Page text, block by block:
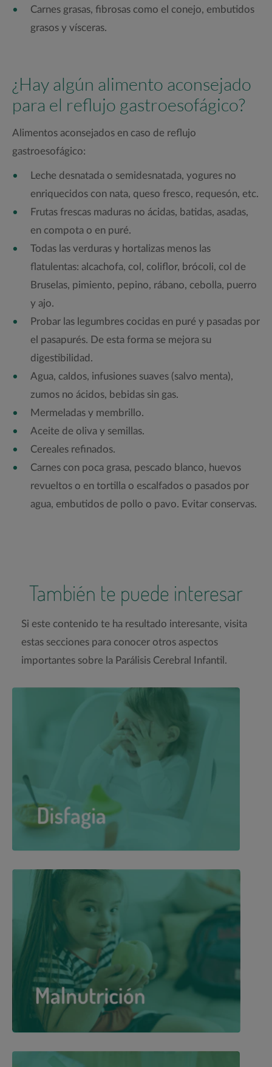
Carnes grasas, fibrosas como el conejo, embutidos
grasos y vísceras.
¿Hay algún alimento aconsejado
para el reflujo gastroesofágico?
Alimentos aconsejados en caso de reflujo
gastroesofágico:
Leche desnatada o semidesnatada, yogures no
enriquecidos con nata, queso fresco, requesón, etc.
Frutas frescas maduras no ácidas, batidas, asadas,
en compota o en puré.
Todas las verduras y hortalizas menos las
flatulentas: alcachofa, col, coliflor, brócoli, col de
Bruselas, pimiento, pepino, rábano, cebolla, puerro
y ajo.
Probar las legumbres cocidas en puré y pasadas por
el pasapurés. De esta forma se mejora su
digestibilidad.
Agua, caldos, infusiones suaves (salvo menta),
zumos no ácidos, bebidas sin gas.
Mermeladas y membrillo.
Aceite de oliva y semillas.
Cereales refinados.
Carnes con poca grasa, pescado blanco, huevos
revueltos o en tortilla o escalfados o pasados por
agua, embutidos de pollo o pavo. Evitar conservas.
También te puede interesar
Si este contenido te ha resultado interesante, visita
estas secciones para conocer otros aspectos
importantes sobre la Parálisis Cerebral Infantil.